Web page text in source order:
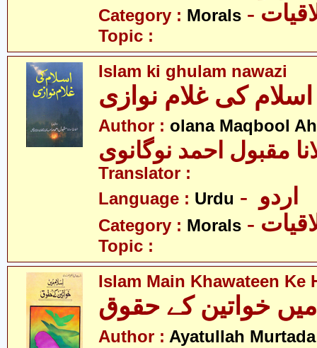
Category : Morals
Topic :
Islam ki ghulam nawazi
Author : olana Maqbool
مقبول احمد نوگانوی
Translator :
Language : Urdu
Category : Morals
Topic :
Islam Main Khawateen Ke
Author : Ayatullah